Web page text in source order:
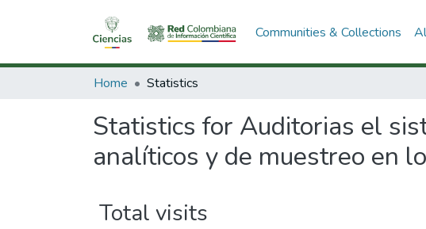
Communities & Collections
Home Statistics
Statistics for Auditorias el
analíticos y de muestreo en
Total visits